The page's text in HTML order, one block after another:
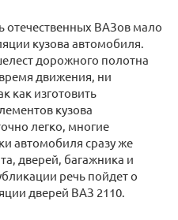
отечественных ВАЗов мало
кузова автомобиля.
дорожного полотна
движения, ни
как изготовить
кузова
легко, многие
автомобиля сразу же
дверей, багажника и
речь пойдет о
дверей ВАЗ 2110.